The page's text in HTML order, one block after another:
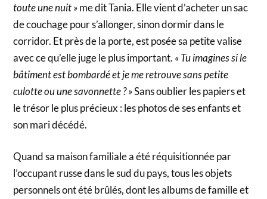
toute une nuit »me dit Tania. Elle vient d’acheter un sac
de couchage pour s’allonger, sinon dormir dans le
corridor. Et près de la porte, est posée sa petite valise
avec ce qu’elle juge le plus important. « Tu imagines si le
bâtiment est bombardé et je me retrouve sans petite
culotte ou une savonnette ? »Sans oublier les papiers et
le trésor le plus précieux : les photos de ses enfants et
son mari décédé.
Quand sa maison familiale a été réquisitionnée par
l’occupant russe dans le sud du pays, tous les objets
personnels ont été brûlés, dont les albums de famille et